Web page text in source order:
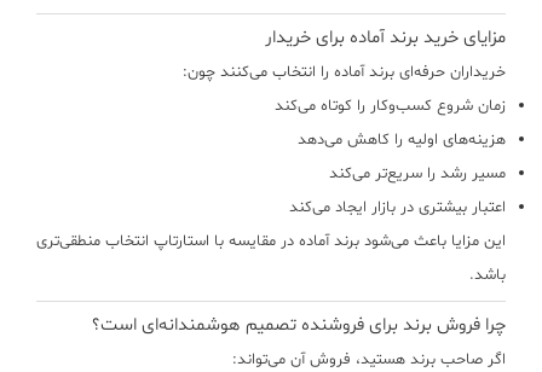
مزایای خرید برند آماده برای خریدار
خریداران حرفه‌ای برند آماده را انتخاب می‌کنند چون:
زمان شروع کسب‌وکار را کوتاه می‌کند
هزینه‌های اولیه را کاهش می‌دهد
مسیر رشد را سریع‌تر می‌کند
اعتبار بیشتری در بازار ایجاد می‌کند
این مزایا باعث می‌شود برند آماده در مقایسه با استارتاپ انتخاب منطقی‌تری
باشد.
چرا فروش برند برای فروشنده تصمیم هوشمندانه‌ای است؟
اگر صاحب برند هستید، فروش آن می‌تواند: